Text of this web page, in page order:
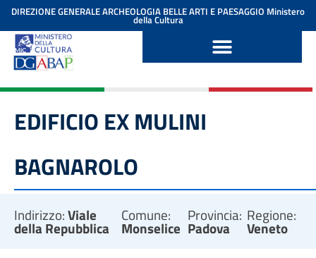
contenuto
DIREZIONE GENERALE ARCHEOLOGIA BELLE ARTI E PAESAGGIO Ministero
della Cultura
EDIFICIO EX MULINI
BAGNAROLO
Indirizzo:Viale
della Repubblica
Comune:
Monselice
Provincia:
Padova
Regione:
Veneto